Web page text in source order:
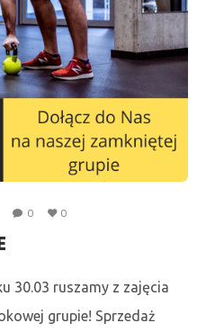
0 0
30.03 ruszamy z zajęcia
grupie! Sprzedaż